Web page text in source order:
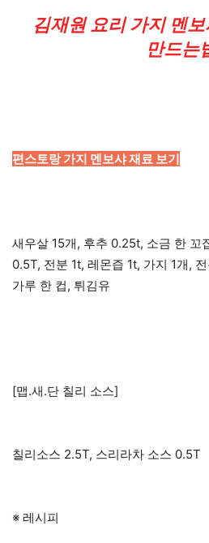
김재원 요리 가지 멘
만드는
편스토랑 가지 멘보샤 재료 보기
새우살 15개, 후추 0.25t, 소금 한 꼬
0.5T, 전분 1t, 레몬즙 1t, 가지 1개,
가루 한 컵, 튀김유
[맵.새.단 칠리 소스]
칠리소스 2.5T, 스리라차 소스 0.5T
※ 레시피